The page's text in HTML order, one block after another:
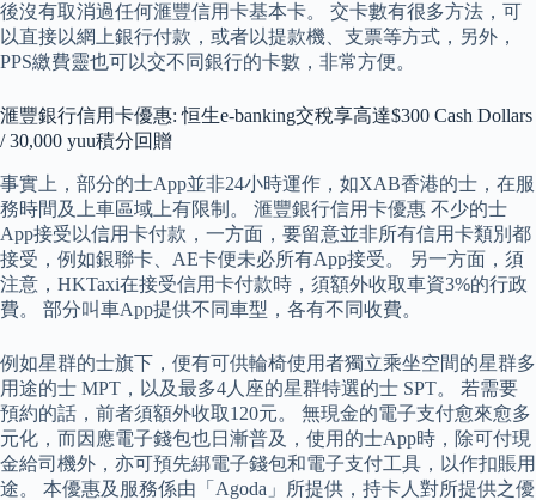
後沒有取消過任何滙豐信用卡基本卡。 交卡數有很多方法，可
以直接以網上銀行付款，或者以提款機、支票等方式，另外，
PPS繳費靈也可以交不同銀行的卡數，非常方便。
滙豐銀行信用卡優惠: 恒生e-banking交稅享高達$300 Cash Dollars
/ 30,000 yuu積分回贈
事實上，部分的士App並非24小時運作，如XAB香港的士，在服
務時間及上車區域上有限制。 滙豐銀行信用卡優惠 不少的士
App接受以信用卡付款，一方面，要留意並非所有信用卡類別都
接受，例如銀聯卡、AE卡便未必所有App接受。 另一方面，須
注意，HKTaxi在接受信用卡付款時，須額外收取車資3%的行政
費。 部分叫車App提供不同車型，各有不同收費。
例如星群的士旗下，便有可供輪椅使用者獨立乘坐空間的星群多
用途的士 MPT，以及最多4人座的星群特選的士 SPT。 若需要
預約的話，前者須額外收取120元。 無現金的電子支付愈來愈多
元化，而因應電子錢包也日漸普及，使用的士App時，除可付現
金給司機外，亦可預先綁電子錢包和電子支付工具，以作扣賬用
途。 本優惠及服務係由「Agoda」所提供，持卡人對所提供之優